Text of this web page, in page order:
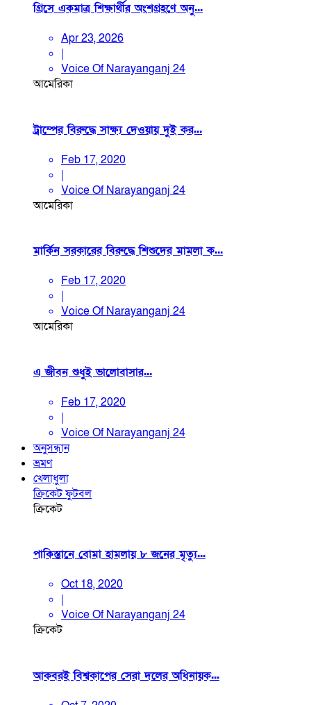
গ্রিসে একমাত্র শিক্ষার্থীর অংশগ্রহণে অনু...
Apr 23, 2026
|
Voice Of Narayanganj 24
আমেরিকা
ট্রাম্পের বিরুদ্ধে সাক্ষ্য দেওয়ায় দুই কর...
Feb 17, 2020
|
Voice Of Narayanganj 24
আমেরিকা
মার্কিন সরকারের বিরুদ্ধে শিশুদের মামলা ক...
Feb 17, 2020
|
Voice Of Narayanganj 24
আমেরিকা
এ জীবন শুধুই ভালোবাসার...
Feb 17, 2020
|
Voice Of Narayanganj 24
অনুসন্ধান
ভ্রমণ
খেলাধুলা
ক্রিকেটফুটবল
ক্রিকেট
পাকিস্তানে বোমা হামলায় ৮ জনের মৃত্যু...
Oct 18, 2020
|
Voice Of Narayanganj 24
ক্রিকেট
আকবরই বিশ্বকাপের সেরা দলের অধিনায়ক...